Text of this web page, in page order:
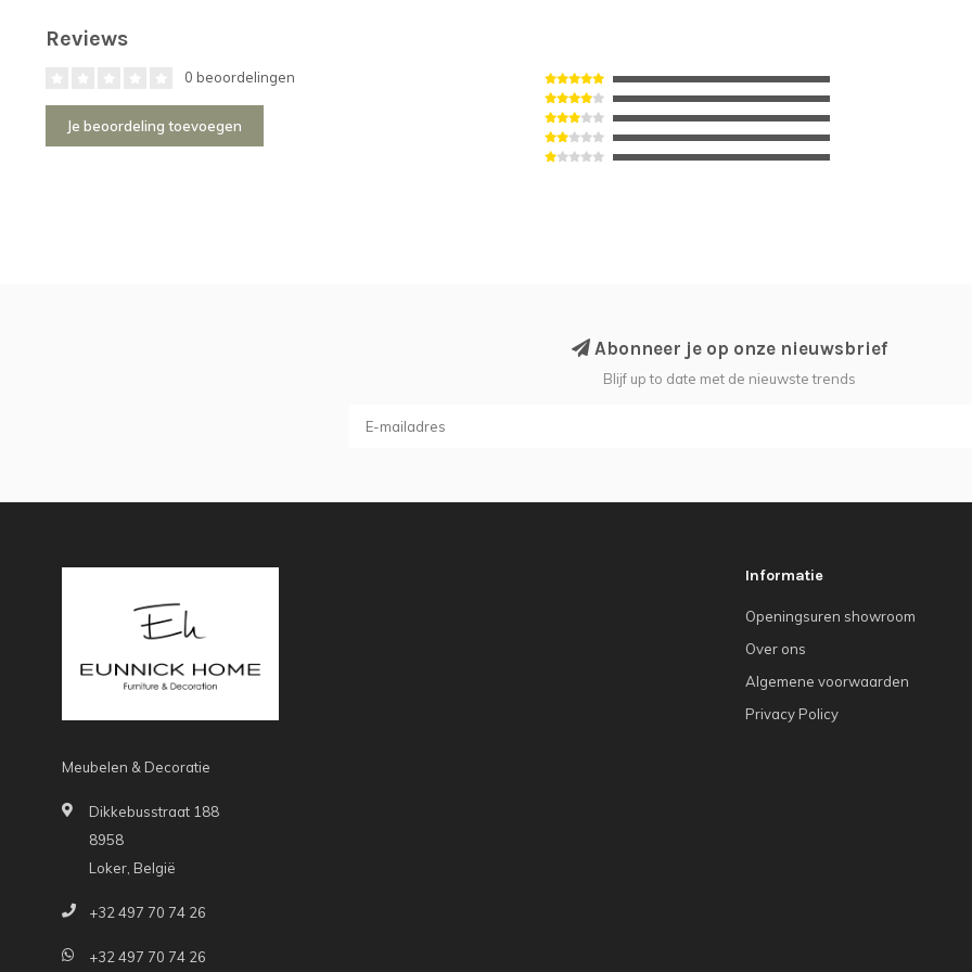
Reviews
0 beoordelingen
Je beoordeling toevoegen
Abonneer je op onze nieuwsbrief
Blijf up to date met de nieuwste trends
Meubelen & Decoratie
Dikkebusstraat 188
8958
Loker, België
+32 497 70 74 26
+32 497 70 74 26
Informatie
Openingsuren showroom
Over ons
Algemene voorwaarden
Privacy Policy